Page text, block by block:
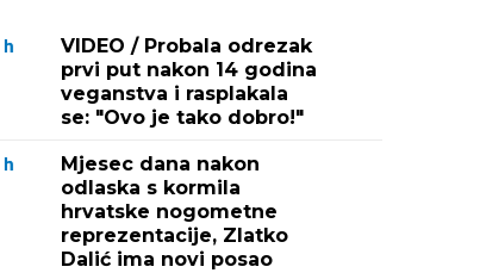
h
VIDEO / Probala odrezak
prvi put nakon 14 godina
veganstva i rasplakala
se: "Ovo je tako dobro!"
h
Mjesec dana nakon
odlaska s kormila
hrvatske nogometne
reprezentacije, Zlatko
Dalić ima novi posao